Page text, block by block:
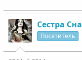
Сестра Сна
Посетитель